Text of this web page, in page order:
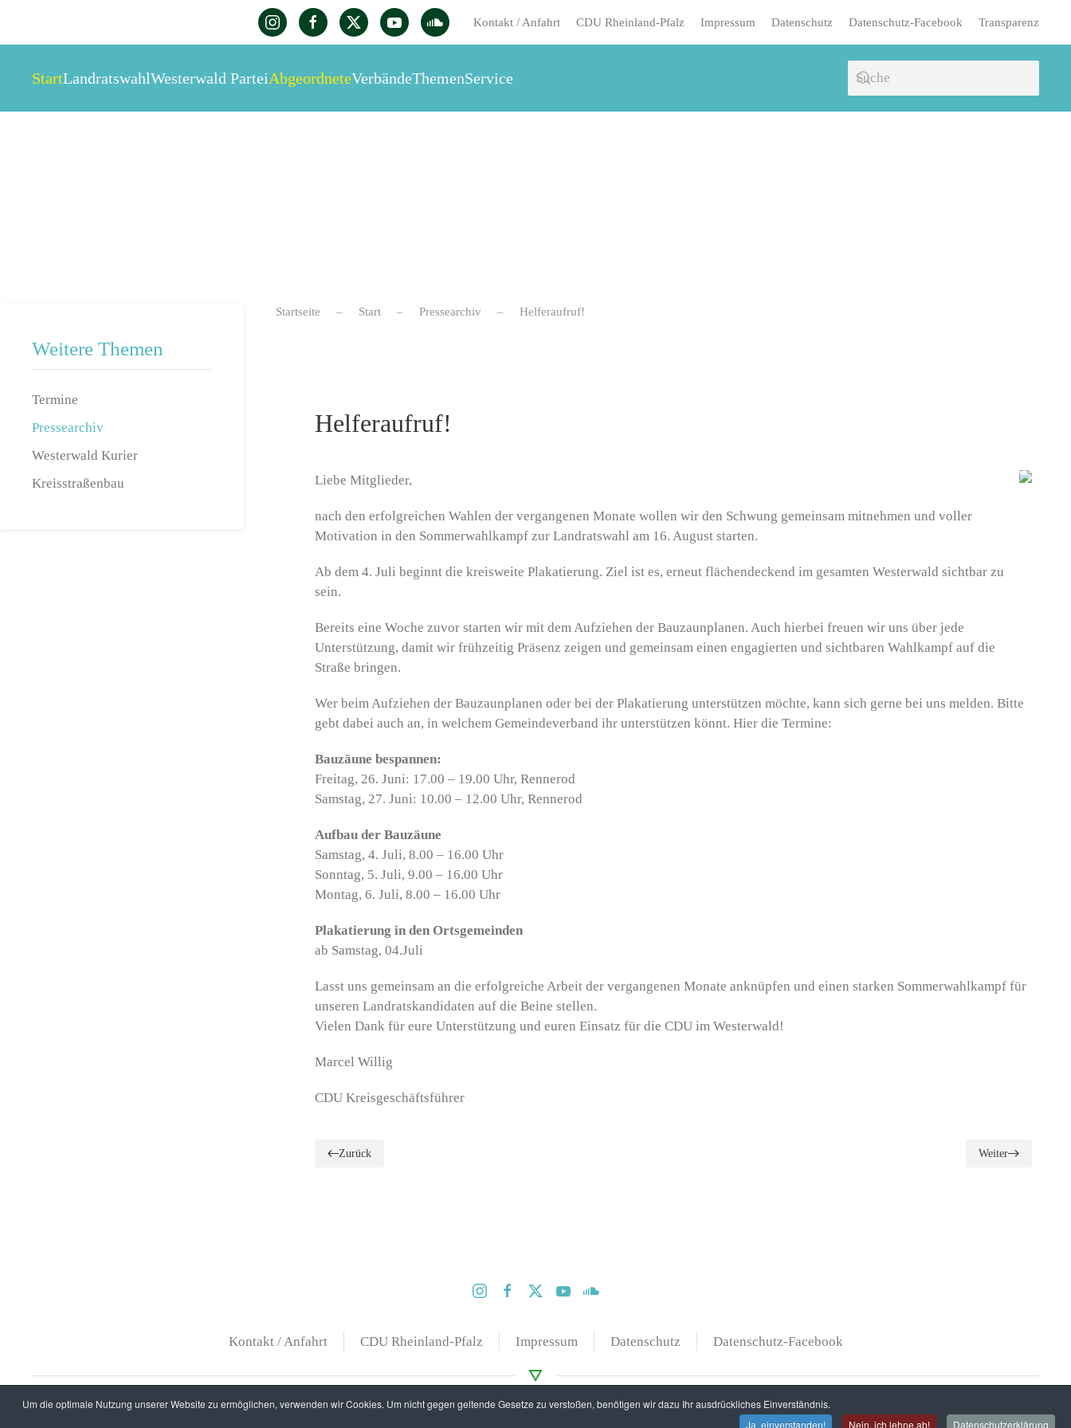
Um die optimale Nutzung unserer Website zu ermöglichen, verwenden wir Cookies. Um nicht gegen geltende Gesetze zu verstoßen, benötigen wir dazu Ihr ausdrückliches Einverständnis.
Ja, einverstanden!
Nein, ich lehne ab! Datenschutzerklärung
Zum Hauptinhalt springen
Kontakt / Anfahrt CDU Rheinland-Pfalz Impressum Datenschutz Datenschutz-Facebook Transparenz
StartLandratswahlWesterwald ParteiAbgeordneteVerbändeThemenService
Startseite Start Pressearchiv Helferaufruf!
Helferaufruf!
Liebe Mitglieder,
nach den erfolgreichen Wahlen der vergangenen Monate wollen wir den Schwung gemeinsam mitnehmen und voller
Motivation in den Sommerwahlkampf zur Landratswahl am 16. August starten.
Ab dem 4. Juli beginnt die kreisweite Plakatierung. Ziel ist es, erneut flächendeckend im gesamten Westerwald sichtbar zu
sein.
Bereits eine Woche zuvor starten wir mit dem Aufziehen der Bauzaunplanen. Auch hierbei freuen wir uns über jede
Unterstützung, damit wir frühzeitig Präsenz zeigen und gemeinsam einen engagierten und sichtbaren Wahlkampf auf die
Straße bringen.
Wer beim Aufziehen der Bauzaunplanen oder bei der Plakatierung unterstützen möchte, kann sich gerne bei uns melden. Bitte
gebt dabei auch an, in welchem Gemeindeverband ihr unterstützen könnt. Hier die Termine:
Bauzäune bespannen:
Freitag, 26. Juni: 17.00 – 19.00 Uhr, Rennerod
Samstag, 27. Juni: 10.00 – 12.00 Uhr, Rennerod
Aufbau der Bauzäune
Samstag, 4. Juli, 8.00 – 16.00 Uhr
Sonntag, 5. Juli, 9.00 – 16.00 Uhr
Montag, 6. Juli, 8.00 – 16.00 Uhr
Plakatierung in den Ortsgemeinden
ab Samstag, 04.Juli
Lasst uns gemeinsam an die erfolgreiche Arbeit der vergangenen Monate anknüpfen und einen starken Sommerwahlkampf für
unseren Landratskandidaten auf die Beine stellen.
Vielen Dank für eure Unterstützung und euren Einsatz für die CDU im Westerwald!
Marcel Willig
CDU Kreisgeschäftsführer
Zurück Weiter
Weitere Themen
Termine
Pressearchiv
Westerwald Kurier
Kreisstraßenbau
Kontakt / Anfahrt CDU Rheinland-Pfalz Impressum Datenschutz Datenschutz-Facebook
Copyright © 2020 CDU Kreisverband Westerwald. Alle Rechte vorbehalten.